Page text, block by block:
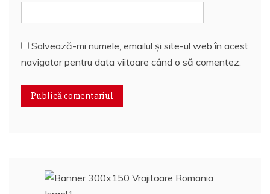
Salvează-mi numele, emailul și site-ul web în acest
navigator pentru data viitoare când o să comentez.